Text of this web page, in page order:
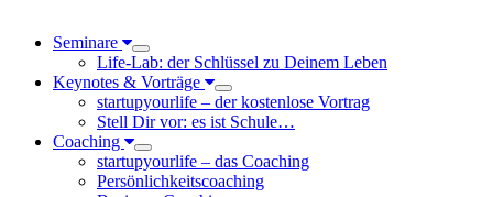
Seminare
Life-Lab: der Schlüssel zu Deinem Leben
Keynotes & Vorträge
startupyourlife – der kostenlose Vortrag
Stell Dir vor: es ist Schule…
Coaching
startupyourlife – das Coaching
Persönlichkeitscoaching